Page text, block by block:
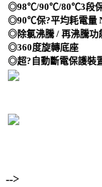
◎98℃/90℃/80℃3段
◎90℃保?平均耗電量
◎除氯沸騰 / 再沸騰功
◎360度旋轉底座
◎超?自動斷電保護裝
-->